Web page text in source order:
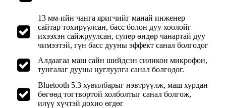
13 мм-ийн чанга яригчийг манай инженер
сайтар тохируулсан, басс болон дуу хоолойг
ихээхэн сайжруулсан, супер өндөр чанартай дуу
чимээтэй, гүн басс дууны эффект санал болгодог
Алдаагаа маш сайн шийдсэн силикон микрофон,
тунгалаг дууны цуглуулга санал болгодог.
Bluetooth 5.3 хувилбарыг нэвтрүүлж, маш хурдан
бөгөөд тогтвортой холболтыг санал болгож,
илүү хүчтэй дохио өгдөг